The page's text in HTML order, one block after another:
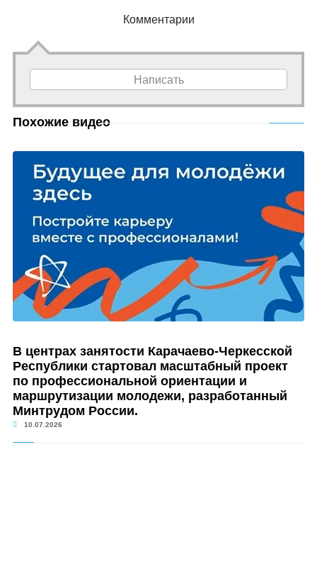
Комментарии
Написать
Похожие видео
В центрах занятости Карачаево-Черкесской
Республики стартовал масштабный проект
по профессиональной ориентации и
маршрутизации молодежи, разработанный
Минтрудом России.
10.07.2026